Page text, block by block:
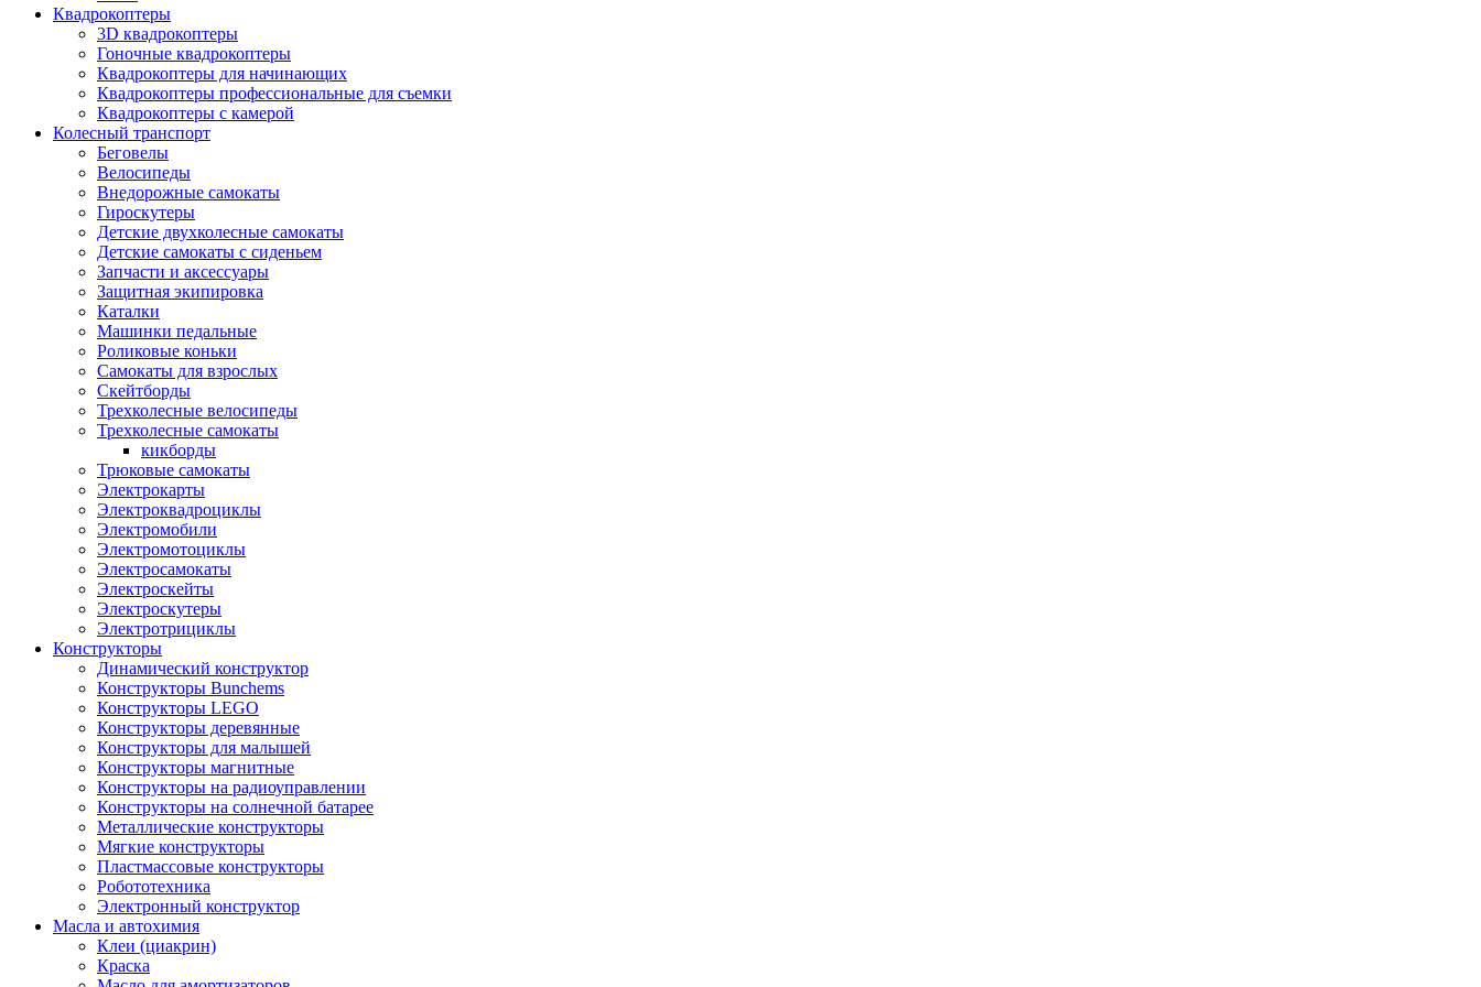
Квадрокоптеры
3D квадрокоптеры
Гоночные квадрокоптеры
Квадрокоптеры для начинающих
Квадрокоптеры профессиональные для съемки
Квадрокоптеры с камерой
Колесный транспорт
Беговелы
Велосипеды
Внедорожные самокаты
Гироскутеры
Детские двухколесные самокаты
Детские самокаты с сиденьем
Запчасти и аксессуары
Защитная экипировка
Каталки
Машинки педальные
Роликовые коньки
Самокаты для взрослых
Скейтборды
Трехколесные велосипеды
Трехколесные самокаты
кикборды
Трюковые самокаты
Электрокарты
Электроквадроциклы
Электромобили
Электромотоциклы
Электросамокаты
Электроскейты
Электроскутеры
Электротрициклы
Конструкторы
Динамический конструктор
Конструкторы Bunchems
Конструкторы LEGO
Конструкторы деревянные
Конструкторы для малышей
Конструкторы магнитные
Конструкторы на радиоуправлении
Конструкторы на солнечной батарее
Металлические конструкторы
Мягкие конструкторы
Пластмассовые конструкторы
Робототехника
Электронный конструктор
Масла и автохимия
Клеи (циакрин)
Краска